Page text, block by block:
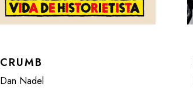
CRUMB
Dan Nadel